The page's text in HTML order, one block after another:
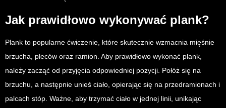
Jak prawidłowo wykonywać plank?
Plank to popularne ćwiczenie, które skutecznie wzmacnia mięśnie
brzucha, pleców oraz ramion. Aby prawidłowo wykonać plank,
należy zacząć od przyjęcia odpowiedniej pozycji. Połóż się na
brzuchu, a następnie unieś ciało, opierając się na przedramionach i
palcach stóp. Ważne, aby trzymać ciało w jednej linii, unikając